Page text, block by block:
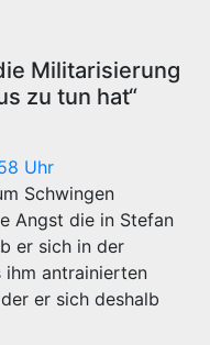
Militarisierung
zu tun hat“
Uhr
Schwingen
Angst die in Stefan
er sich in der
ihm antrainierten
er sich deshalb